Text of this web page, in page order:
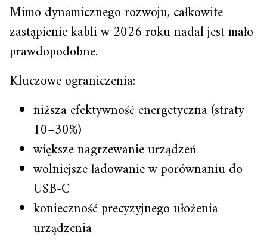
Mimo dynamicznego rozwoju, całkowite
zastąpienie kabli w 2026 roku nadal jest mało
prawdopodobne.
Kluczowe ograniczenia:
niższa efektywność energetyczna (straty
10–30%)
większe nagrzewanie urządzeń
wolniejsze ładowanie w porównaniu do
USB-C
konieczność precyzyjnego ułożenia
urządzenia